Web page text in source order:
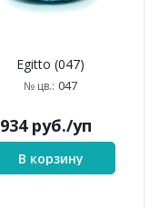
Egitto (047)
№ цв.: 047
934руб./уп
В корзину